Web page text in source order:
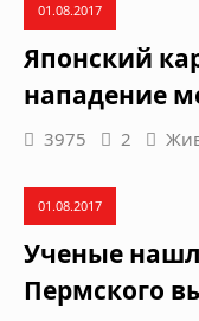
01.08.2017
Японский
нападение
3975 2
01.08.2017
Ученые
Пермского